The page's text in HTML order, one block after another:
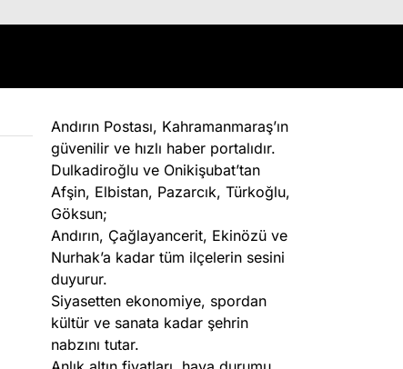
Andırın Postası, Kahramanmaraş’ın
güvenilir ve hızlı haber portalıdır.
Dulkadiroğlu ve Onikişubat’tan
Afşin, Elbistan, Pazarcık, Türkoğlu,
Göksun;
Andırın, Çağlayancerit, Ekinözü ve
Nurhak’a kadar tüm ilçelerin sesini
duyurur.
Siyasetten ekonomiye, spordan
kültür ve sanata kadar şehrin
nabzını tutar.